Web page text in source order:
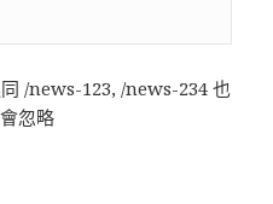
/news-123, /news-234 也
忽略